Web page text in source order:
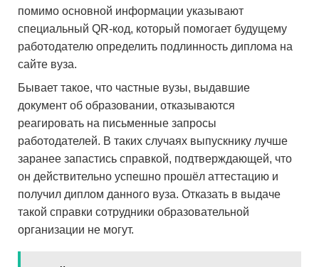
помимо основной информации указывают
специальный QR-код, который помогает будущему
работодателю определить подлинность диплома на
сайте вуза.
Бывает такое, что частные вузы, выдавшие
документ об образовании, отказываются
реагировать на письменные запросы
работодателей. В таких случаях выпускнику лучше
заранее запастись справкой, подтверждающей, что
он действительно успешно прошёл аттестацию и
получил диплом данного вуза. Отказать в выдаче
такой справки сотрудники образовательной
организации не могут.